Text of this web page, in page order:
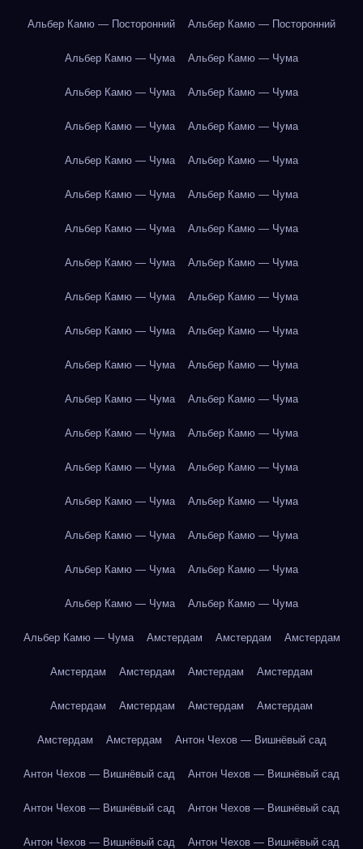
Альбер Камю — Посторонний Альбер Камю — Посторонний
Альбер Камю — Чума Альбер Камю — Чума
Альбер Камю — Чума Альбер Камю — Чума
Альбер Камю — Чума Альбер Камю — Чума
Альбер Камю — Чума Альбер Камю — Чума
Альбер Камю — Чума Альбер Камю — Чума
Альбер Камю — Чума Альбер Камю — Чума
Альбер Камю — Чума Альбер Камю — Чума
Альбер Камю — Чума Альбер Камю — Чума
Альбер Камю — Чума Альбер Камю — Чума
Альбер Камю — Чума Альбер Камю — Чума
Альбер Камю — Чума Альбер Камю — Чума
Альбер Камю — Чума Альбер Камю — Чума
Альбер Камю — Чума Альбер Камю — Чума
Альбер Камю — Чума Альбер Камю — Чума
Альбер Камю — Чума Альбер Камю — Чума
Альбер Камю — Чума Альбер Камю — Чума
Альбер Камю — Чума Альбер Камю — Чума
Альбер Камю — Чума Амстердам Амстердам Амстердам
Амстердам Амстердам Амстердам Амстердам
Амстердам Амстердам Амстердам Амстердам
Амстердам Амстердам Антон Чехов — Вишнёвый сад
Антон Чехов — Вишнёвый сад Антон Чехов — Вишнёвый сад
Антон Чехов — Вишнёвый сад Антон Чехов — Вишнёвый сад
Антон Чехов — Вишнёвый сад Антон Чехов — Вишнёвый сад